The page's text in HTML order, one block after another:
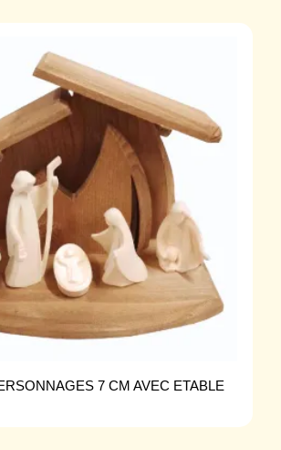
7 CM AVEC ETABLE